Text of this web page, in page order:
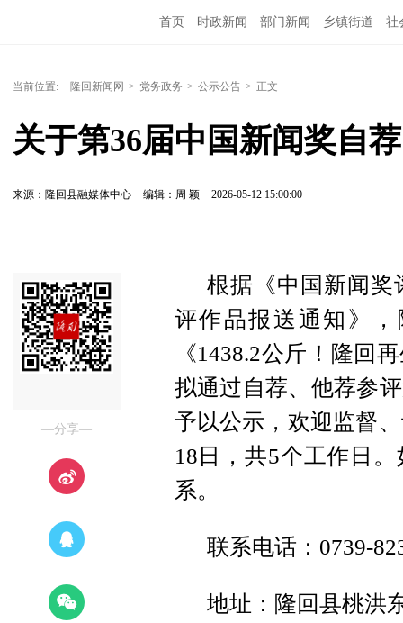
首页 时政新闻 部门新闻 乡镇街道 社
当前位置: 隆回新闻网 > 党务政务 > 公示公告 > 正文
关于第36届中国新闻奖自
来源：隆回县融媒体中心 编辑：周 颖 2026-05-12 15:00:00
—分享—
根据《中国新闻奖
评作品报送通知》
《1438.2公斤！隆回
拟通过自荐、他荐参
予以公示，欢迎监督
18日，共5个工作日
系。
联系电话：0739-
地址：隆回县桃洪